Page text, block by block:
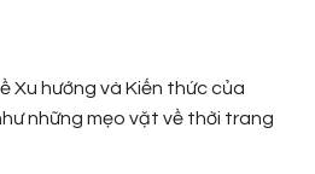
Xu hướng và Kiến thức của
những mẹo vặt về thời trang